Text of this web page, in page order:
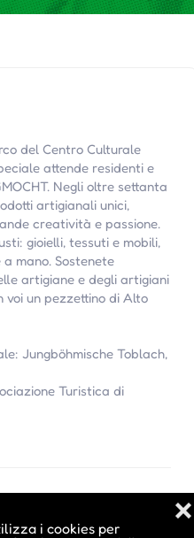
i cookies per
❌
del Centro Culturale
attende residenti e
Negli oltre settanta
artigianali unici,
creatività e passione.
gioielli, tessuti e mobili,
mano. Sostenete
artigiane e degli artigiani
un pezzettino di Alto
Jungböhmische Toblach,
Turistica di